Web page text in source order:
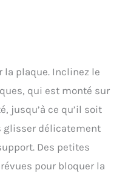
la plaque. Inclinez le
qui est monté sur
jusqu’à ce qu’il soit
glisser délicatement
Des petites
pour bloquer la